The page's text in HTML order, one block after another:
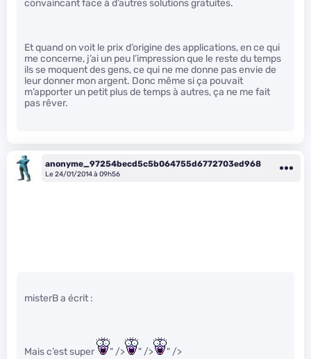
convaincant face à d’autres solutions gratuites.
Et quand on voit le prix d’origine des applications, en ce qui
me concerne, j’ai un peu l’impression que le reste du temps
ils se moquent des gens, ce qui ne me donne pas envie de
leur donner mon argent. Donc même si ça pouvait
m’apporter un petit plus de temps à autres, ça ne me fait
pas rêver.
anonyme_97254becd5c5b064755d6772703ed968
Le 24/01/2014 à 09h56
misterB a écrit :
Mais c’est super " /> " /> " />